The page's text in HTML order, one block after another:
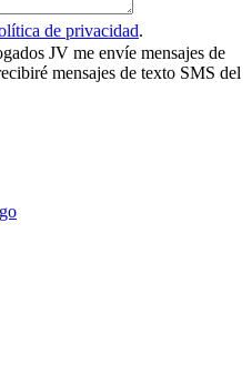
de privacidad.
JV me envíe mensajes de
mensajes de texto SMS del